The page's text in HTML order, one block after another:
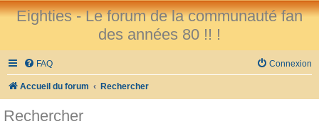
Eighties - Le forum de la communauté fan
des années 80 !! !
FAQ Connexion
Accueil du forum Rechercher
Rechercher